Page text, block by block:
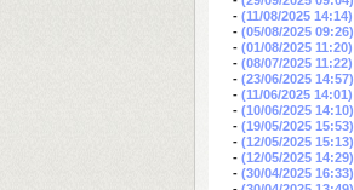
- (11/08/2025 14:14)
- (05/08/2025 09:26)
- (01/08/2025 11:20)
- (08/07/2025 11:22)
- (23/06/2025 14:57)
- (11/06/2025 14:01)
- (10/06/2025 14:10)
- (19/05/2025 15:53)
- (12/05/2025 15:13)
- (12/05/2025 14:29)
- (30/04/2025 16:33)